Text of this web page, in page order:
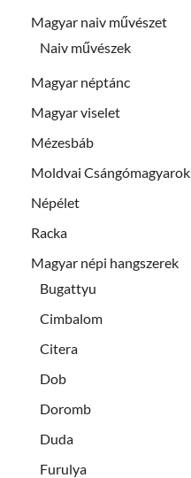
Magyar naiv művészet
Naiv művészek
Magyar néptánc
Magyar viselet
Mézesbáb
Moldvai Csángómagyarok
Népélet
Racka
Magyar népi hangszerek
Bugattyu
Cimbalom
Citera
Dob
Doromb
Duda
Furulya